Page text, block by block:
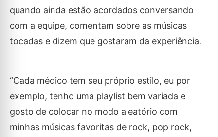
quando ainda estão acordados conversando
com a equipe, comentam sobre as músicas
tocadas e dizem que gostaram da experiência.
“Cada médico tem seu próprio estilo, eu por
exemplo, tenho uma playlist bem variada e
gosto de colocar no modo aleatório com
minhas músicas favoritas de rock, pop rock,